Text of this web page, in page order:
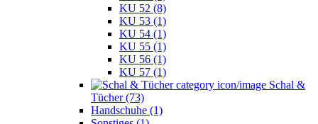
KU 52 (8)
KU 53 (1)
KU 54 (1)
KU 55 (1)
KU 56 (1)
KU 57 (1)
Schal &
Tücher (73)
Handschuhe (1)